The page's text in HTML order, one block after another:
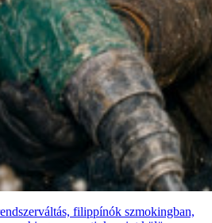
filippínók szmokingban,